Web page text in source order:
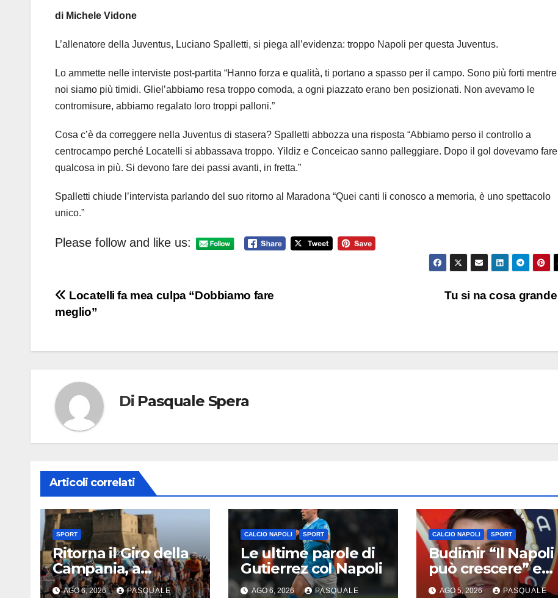
di Michele Vidone
L’allenatore della Juventus, Luciano Spalletti, si piega all’evidenza: troppo Napoli per questa Juventus.
Lo ammette nelle interviste post-partita “Hanno forza e qualità, ti portano a spasso per il campo. Sono più forti mentre
noi siamo più timidi. Gliel’abbiamo resa troppo comoda, a ogni piazzato erano ben posizionati. Non avevamo le
contromisure, abbiamo regalato loro troppi palloni.”
Cosa c’è da correggere nella Juventus di stasera? Spalletti abbozza una risposta “Abbiamo perso il controllo a
centrocampo perché Locatelli si abbassava troppo. Yildiz e Conceicao sanno palleggiare. Dopo il gol dovevamo fare
qualcosa in più. Si devono fare dei passi avanti, in fretta.”
Spalletti chiude l’intervista parlando del suo ritorno al Maradona “Quei canti li conosco a memoria, è uno spettacolo
unico.”
Please follow and like us:
Navigazione
articoli
Tu si na cosa grande
Locatelli fa mea culpa “Dobbiamo fare
meglio”
Di Pasquale Spera
Articoli correlati
SPORT
Ritorna il Giro della
Campania, a
settembre
AGO 6, 2026 PASQUALE
CALCIO NAPOLI SPORT
Le ultime parole di
Gutierrez col Napoli
AGO 6, 2026 PASQUALE
CALCIO NAPOLI SPORT
Budimir “Il Napoli
può crescere” e
elogia Rafa Marin
AGO 5, 2026 PASQUALE